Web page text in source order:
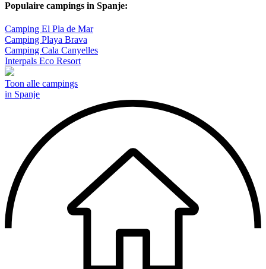
Populaire campings in Spanje:
Camping El Pla de Mar
Camping Playa Brava
Camping Cala Canyelles
Interpals Eco Resort
Toon alle campings
in Spanje